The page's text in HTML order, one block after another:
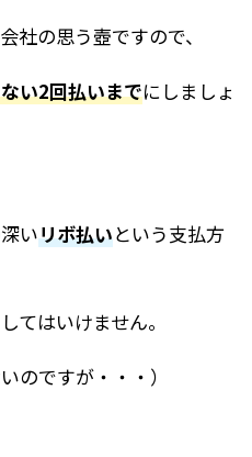
社の思う壺ですので、
い2回払いまでにしましょ
いリボ払いという支払方
てはいけません。
のですが・・・）